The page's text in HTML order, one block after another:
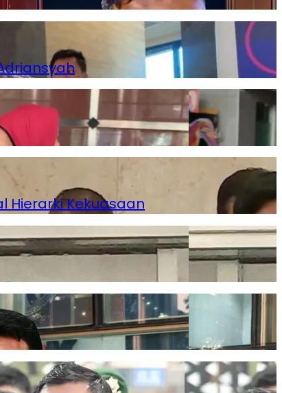
Hierarki Kekuasaan